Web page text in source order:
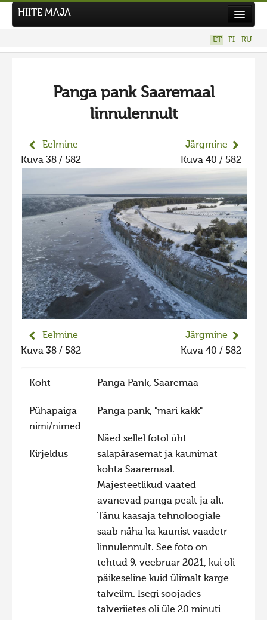
Tegutse
Kuvavõistlused
Hiite kuvavõistlus 2026
VANEMAD KUVAVÕISTLUSED
Hiite kuvavõistlus 2025
Hiite kuvavõistlus 2025 lisa
Liikuvad kuvad 2025
Hiite kuvavõistlus 2024
Hiite kuvavõistlus 2024 lisa
Hiite kuvavõistlus 2023 lisa
Liikuvad kuvad 2023
Hiite kuvavõistlus 2022
Liikuvad kuvad 2022
Hiite kuvavõistlus 2021
Liikuvad kuvad 2021
Hiite kuvavõistlus 2020
Hiite kuvavõistlus 2020 lisa
Liikuvad kuvad 2020
Hiite kuvavõistlus 2019
HIITE MAJA
ET FI RU
Panga pank Saaremaal
linnulennult
Eelmine
Kuva 38 / 582
Järgmine
Kuva 40 / 582
Eelmine
Kuva 38 / 582
Järgmine
Kuva 40 / 582
Koht Panga Pank, Saaremaa
Pühapaiga
nimi/nimed
Panga pank, "mari kakk"
Kirjeldus
Näed sellel fotol üht
salapärasemat ja kaunimat
kohta Saaremaal.
Majesteetlikud vaated
avanevad panga pealt ja alt.
Tänu kaasaja tehnoloogiale
saab näha ka kaunist vaadetr
linnulennult. See foto on
tehtud 9. veebruar 2021, kui oli
päikeseline kuid ülimalt karge
talveilm. Isegi soojades
talveriietes oli üle 20 minuti